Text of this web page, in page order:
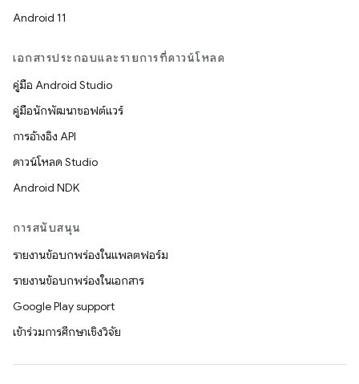
Android 11
เอกสารประกอบและรายการที่ดาวน์โหลด
คู่มือ Android Studio
คู่มือนักพัฒนาซอฟต์แวร์
การอ้างอิง API
ดาวน์โหลด Studio
Android NDK
การสนับสนุน
รายงานข้อบกพร่องในแพลตฟอร์ม
รายงานข้อบกพร่องในเอกสาร
Google Play support
เข้าร่วมการศึกษาเชิงวิจัย